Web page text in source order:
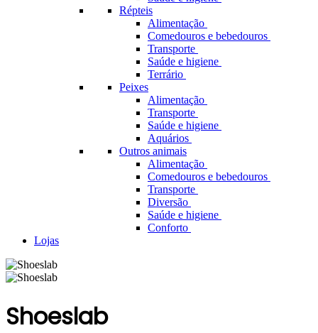
Répteis
Alimentação
Comedouros e bebedouros
Transporte
Saúde e higiene
Terrário
Peixes
Alimentação
Transporte
Saúde e higiene
Aquários
Outros animais
Alimentação
Comedouros e bebedouros
Transporte
Diversão
Saúde e higiene
Conforto
Lojas
Shoeslab